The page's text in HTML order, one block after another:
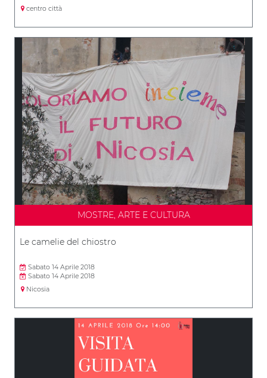
centro città
MOSTRE, ARTE E CULTURA
Le camelie del chiostro
Sabato 14 Aprile 2018
Sabato 14 Aprile 2018
Nicosia